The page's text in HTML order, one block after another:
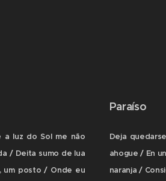
a luz do Sol me não
/ Deita sumo de lua
um posto / Onde eu
Paraíso
Deja
ahogue / En
naranja /